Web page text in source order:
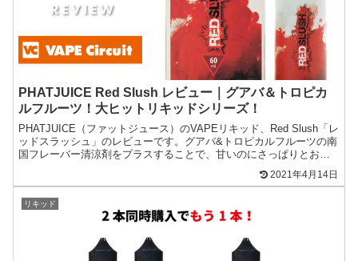
PHATJUICE Red Slush レビュー｜グアバ＆トロピカ
ルフルーツ！大ヒットリキッドシリーズ！
PHATJUICE（ファットジュース）のVAPEリキッド、Red Slush「レ
ッドスラッシュ」のレビューです。グアバ&トロピカルフルーツの南
国フレーバー清涼剤をプラスすることで、甘いのにさっぱりとおい
2021年4月14日
リキッド